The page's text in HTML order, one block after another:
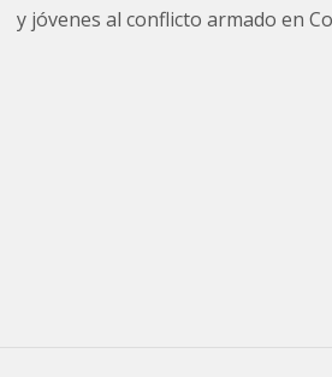
y jóvenes al conflicto armado en